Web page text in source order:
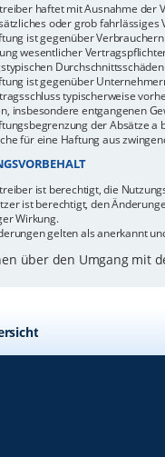
haftet mit Ausnahme der
oder grob fahrlässiges
ist gegenüber
wesentlicher
ist gegenüber
typischerweise
insbesondere entgangenen
der Absätze
für eine Haftung aus
ist berechtigt, die
ist berechtigt, den
Wirkung.
gelten als anerkannt
über den Umgang mit